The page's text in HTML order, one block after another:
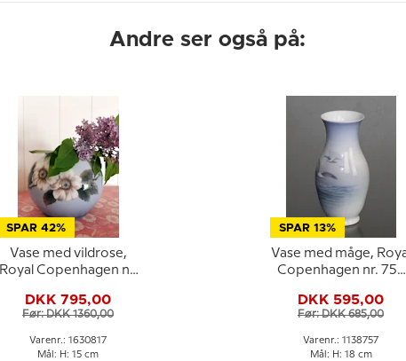
Andre ser også på:
SPAR 42%
Vase med vildrose,
Royal Copenhagen nr.
DKK 795,00
Før: DKK 1360,00
Varenr.: 1630817
Mål: H: 15 cm
SPAR 13%
Vase med måge,
Copenhagen nr. 757
DKK 595,00
Før: DKK 685,00
Varenr.: 1138757
Mål: H: 18 cm